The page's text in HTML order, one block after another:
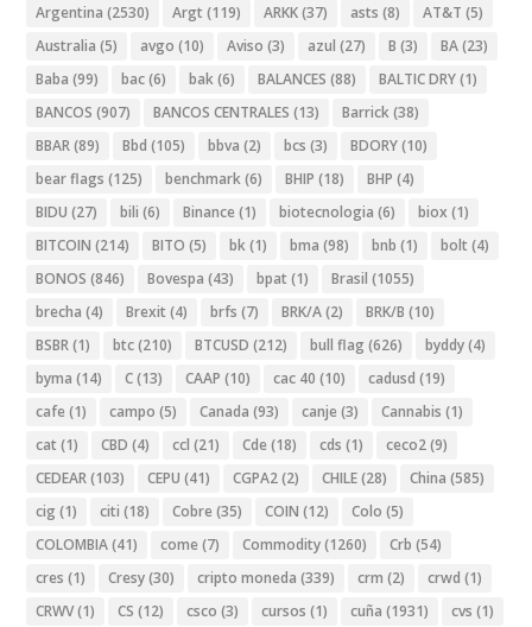
Argentina (2530) Argt (119) ARKK(37) asts (8) AT&T (5)
Australia (5) avgo (10) Aviso (3) azul (27) B (3) BA(23)
Baba (99) bac(6) bak(6) BALANCES (88) BALTIC DRY(1)
BANCOS (907) BANCOS CENTRALES (13) Barrick(38)
BBAR(89) Bbd (105) bbva (2) bcs (3) BDORY(10)
bear flags (125) benchmark(6) BHIP (18) BHP (4)
BIDU (27) bili (6) Binance (1) biotecnologia (6) biox (1)
BITCOIN (214) BITO (5) bk(1) bma (98) bnb (1) bolt (4)
BONOS (846) Bovespa (43) bpat (1) Brasil (1055)
brecha (4) Brexit (4) brfs (7) BRK/A(2) BRK/B (10)
BSBR(1) btc(210) BTCUSD (212) bull flag (626) byddy(4)
byma (14) C(13) CAAP (10) cac 40 (10) cadusd (19)
cafe (1) campo (5) Canada (93) canje (3) Cannabis (1)
cat (1) CBD (4) ccl (21) Cde (18) cds (1) ceco2(9)
CEDEAR(103) CEPU (41) CGPA2(2) CHILE(28) China (585)
cig (1) citi (18) Cobre (35) COIN (12) Colo (5)
COLOMBIA(41) come (7) Commodity(1260) Crb (54)
cres (1) Cresy(30) cripto moneda (339) crm (2) crwd (1)
CRWV(1) CS (12) csco (3) cursos (1) cuña (1931) cvs (1)